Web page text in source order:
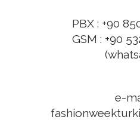
PBX : +90
GSM : +90
e-